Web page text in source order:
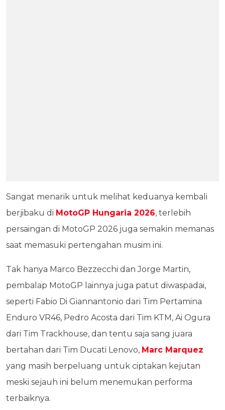
Sangat menarik untuk melihat keduanya kembali
berjibaku di MotoGP Hungaria 2026, terlebih
persaingan di MotoGP 2026 juga semakin memanas
saat memasuki pertengahan musim ini.
Tak hanya Marco Bezzecchi dan Jorge Martin,
pembalap MotoGP lainnya juga patut diwaspadai,
seperti Fabio Di Giannantonio dari Tim Pertamina
Enduro VR46, Pedro Acosta dari Tim KTM, Ai Ogura
dari Tim Trackhouse, dan tentu saja sang juara
bertahan dari Tim Ducati Lenovo, Marc Marquez
yang masih berpeluang untuk ciptakan kejutan
meski sejauh ini belum menemukan performa
terbaiknya.